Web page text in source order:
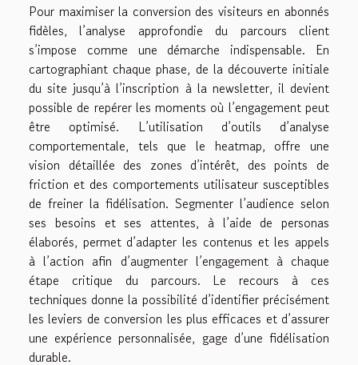
Pour maximiser la conversion des visiteurs en abonnés
fidèles, l’analyse approfondie du parcours client
s’impose comme une démarche indispensable. En
cartographiant chaque phase, de la découverte initiale
du site jusqu’à l’inscription à la newsletter, il devient
possible de repérer les moments où l’engagement peut
être optimisé. L’utilisation d’outils d’analyse
comportementale, tels que le heatmap, offre une
vision détaillée des zones d’intérêt, des points de
friction et des comportements utilisateur susceptibles
de freiner la fidélisation. Segmenter l’audience selon
ses besoins et ses attentes, à l’aide de personas
élaborés, permet d’adapter les contenus et les appels
à l’action afin d’augmenter l’engagement à chaque
étape critique du parcours. Le recours à ces
techniques donne la possibilité d’identifier précisément
les leviers de conversion les plus efficaces et d’assurer
une expérience personnalisée, gage d’une fidélisation
durable.